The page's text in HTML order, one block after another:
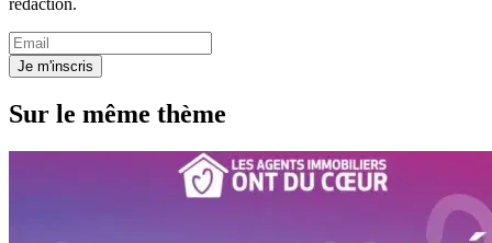
rédaction.
Je m'inscris
Sur le même thème